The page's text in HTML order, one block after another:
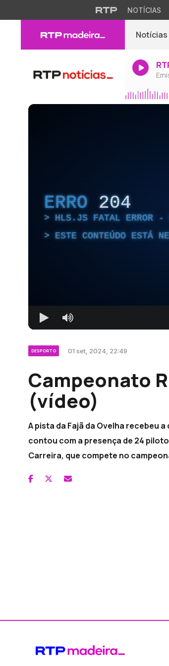
NOTÍCIAS
Notícias
ERRO 204
HLS.JS FATAL ERROR -
ESTE CONTEÚDO ESTÁ
DESPORTO 01 set, 2024, 22:49
Campeonato
(vídeo)
A pista da Fajã da Ovelha recebeu
contou com a presença de 24
Carreira, que compete no